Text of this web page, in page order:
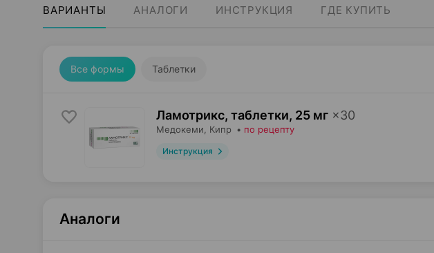
ВАРИАНТЫ АНАЛОГИ ИНСТРУКЦИЯ ГДЕ КУПИТЬ
Все формы Таблетки
Ламотрикс, таблетки, 25 мг ×30
Медокеми , Кипр • по рецепту
Инструкция
Аналоги